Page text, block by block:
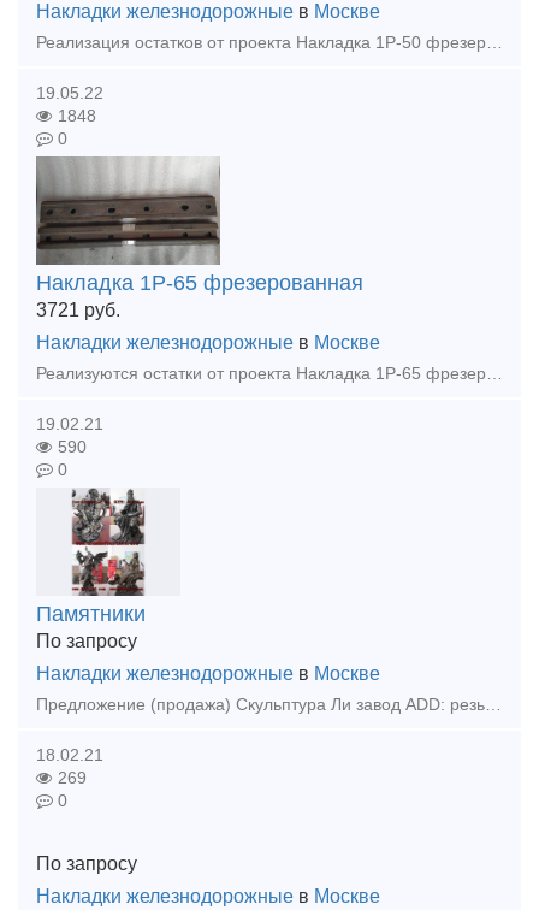
Накладки железнодорожные в Москве
Реализация остатков от проекта Накладка 1Р-50 фрезерованная - 76 шт (38 комплектов)
19.05.22
1848
0
Накладка 1Р-65 фрезерованная
3721 руб.
Накладки железнодорожные в Москве
Реализуются остатки от проекта Накладка 1Р-65 фрезерованная - 282 шт (141 комплект)
19.02.21
590
0
Памятники
По запросу
Накладки железнодорожные в Москве
Предложение (продажа) Скульптура Ли завод ADD: резьба коридор развития зоны № 16, Dangcheng Quyang округа провинции Хэбэй Китая. Телефон: 86 0311 8580 3934
18.02.21
269
0
По запросу
Накладки железнодорожные в Москве